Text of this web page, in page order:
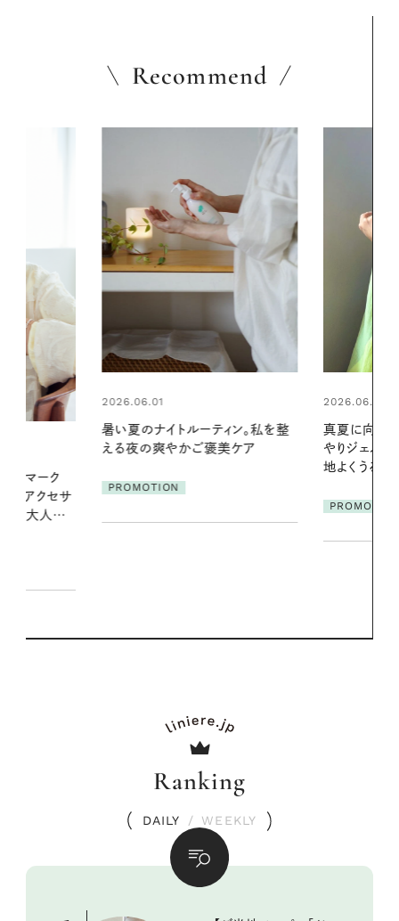
Recommend
2026.06.01
真夏に向けて、ハーブが香るひん
やりジェルと出合う。暑い季節に心
ア
2026.06.01
お出かけ前
の一日。汗ば
に過ごす私
Ranking
DAILY / WEEKLY